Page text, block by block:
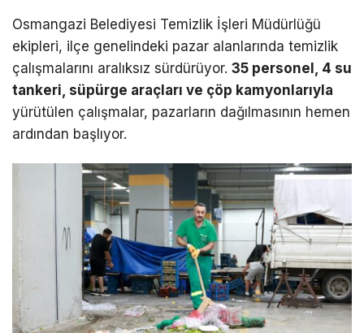
Osmangazi Belediyesi Temizlik İşleri Müdürlüğü
ekipleri, ilçe genelindeki pazar alanlarında temizlik
çalışmalarını aralıksız sürdürüyor. 35 personel, 4 su
tankeri, süpürge araçları ve çöp kamyonlarıyla
yürütülen çalışmalar, pazarların dağılmasının hemen
ardından başlıyor.